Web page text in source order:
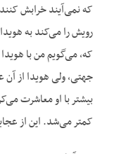
که نمی‌آیند خرابش
رویش را می‌کند به
که، می‌گویم من با
جهتی، ولی هویدا از
بیشتر با او معاشرت
کمتر می‌شد. این از